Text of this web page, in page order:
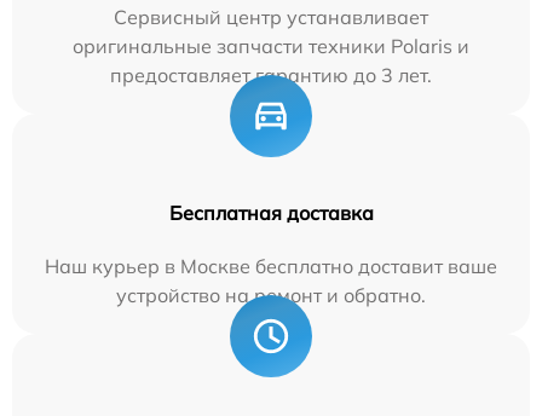
Сервисный центр устанавливает
оригинальные запчасти техники Polaris и
предоставляет гарантию до 3 лет.
Бесплатная доставка
Наш курьер в Москве бесплатно доставит ваше
устройство на ремонт и обратно.